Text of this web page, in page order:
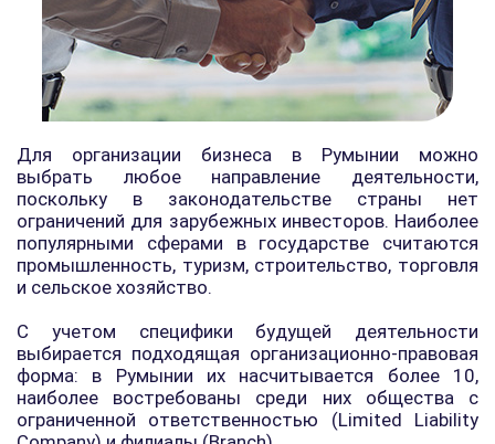
Для организации бизнеса в Румынии можно
выбрать любое направление деятельности,
поскольку в законодательстве страны нет
ограничений для зарубежных инвесторов. Наиболее
популярными сферами в государстве считаются
промышленность, туризм, строительство, торговля
и сельское хозяйство.
С учетом специфики будущей деятельности
выбирается подходящая организационно-правовая
форма: в Румынии их насчитывается более 10,
наиболее востребованы среди них общества с
ограниченной ответственностью (Limited Liability